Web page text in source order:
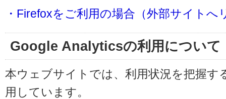
・Firefoxをご利用の場合（外部サイトへ
Google Analyticsの利用について
本ウェブサイトでは、利用状況を把握す
用しています。